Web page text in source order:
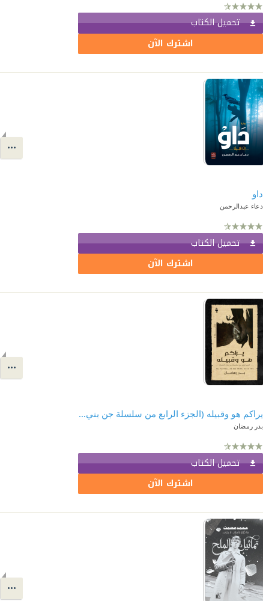
تحميل الكتاب
اشترك الآن
داو
دعاء عبدالرحمن
تحميل الكتاب
اشترك الآن
يراكم هو وقبيله (الجزء الرابع من سلسلة جن بني النعمان)
بدر رمضان
تحميل الكتاب
اشترك الآن